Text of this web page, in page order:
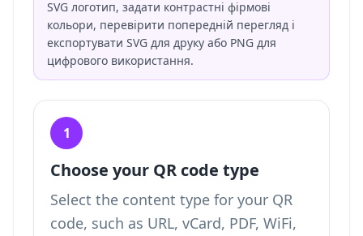
SVG логотип, задати контрастні фірмові
кольори, перевірити попередній перегляд і
експортувати SVG для друку або PNG для
цифрового використання.
1
Choose your QR code type
Select the content type for your QR
code, such as URL, vCard, PDF, WiFi,